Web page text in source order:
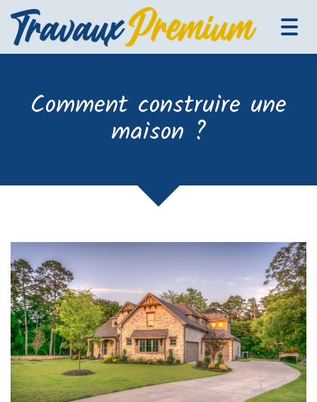
Comment construire une
maison ?